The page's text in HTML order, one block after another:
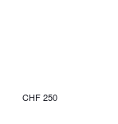
categories.
CHF 250